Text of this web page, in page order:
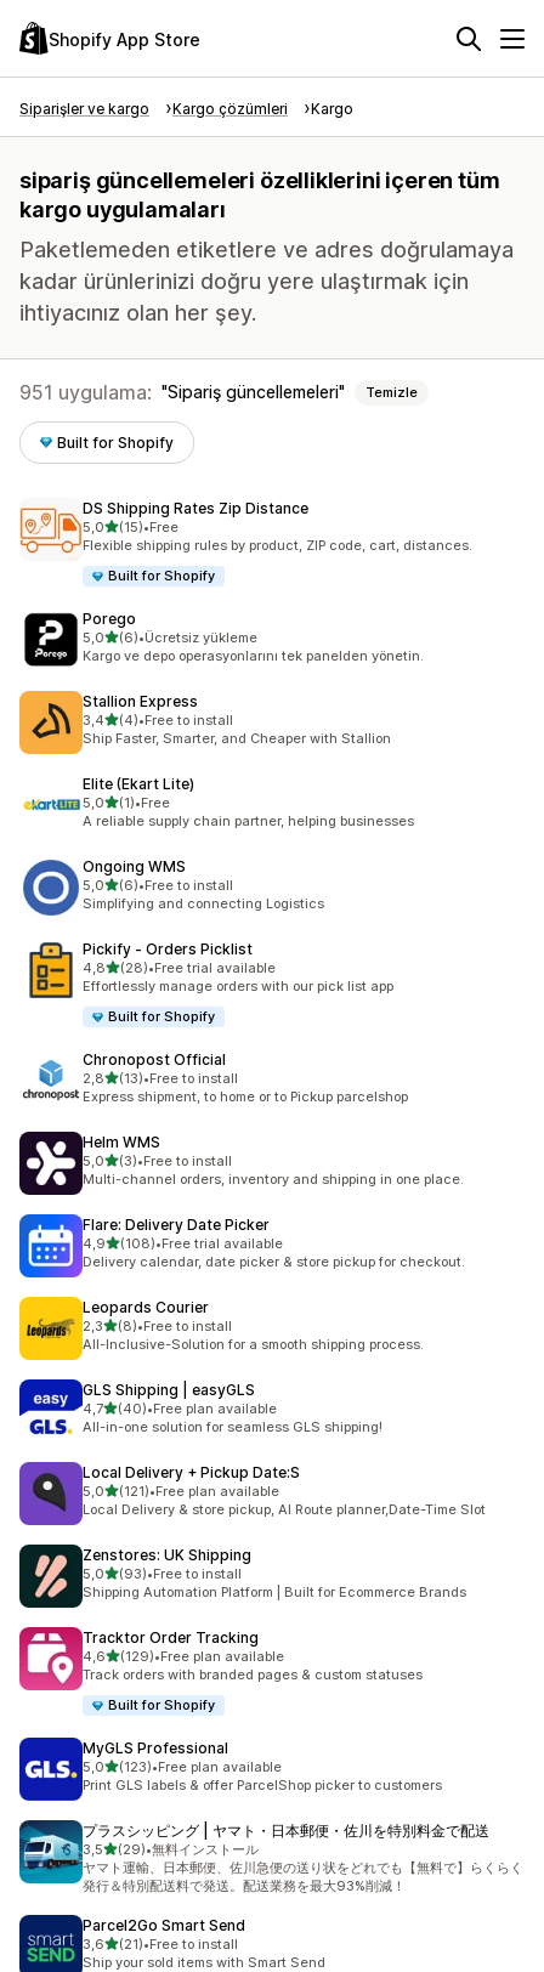
Shopify App Store
Siparişler ve kargo Kargo çözümleri Kargo
sipariş güncellemeleri özelliklerini içeren tüm
kargo uygulamaları
Paketlemeden etiketlere ve adres doğrulamaya
kadar ürünlerinizi doğru yere ulaştırmak için
ihtiyacınız olan her şey.
951 uygulama: Sipariş güncellemeleri Temizle
Built for Shopify
DS Shipping Rates Zip Distance
5,05 yıldız üzerinden
(15)
toplam 15 değerlendirme
•Free
Flexible shipping rules by product, ZIP code, cart, distances.
Built for Shopify
Porego
5,05 yıldız üzerinden
(6)
toplam 6 değerlendirme
•Ücretsiz yükleme
Kargo ve depo operasyonlarını tek panelden yönetin.
Stallion Express
3,45 yıldız üzerinden
(4)
toplam 4 değerlendirme
•Free to install
Ship Faster, Smarter, and Cheaper with Stallion
Elite (Ekart Lite)
5,05 yıldız üzerinden
(1)
toplam 1 değerlendirme
•Free
A reliable supply chain partner, helping businesses
Ongoing WMS
5,05 yıldız üzerinden
(6)
toplam 6 değerlendirme
•Free to install
Simplifying and connecting Logistics
Pickify ‑ Orders Picklist
4,85 yıldız üzerinden
(28)
toplam 28 değerlendirme
•Free trial available
Effortlessly manage orders with our pick list app
Built for Shopify
Chronopost Official
2,85 yıldız üzerinden
(13)
toplam 13 değerlendirme
•Free to install
Express shipment, to home or to Pickup parcelshop
Helm WMS
5,05 yıldız üzerinden
(3)
toplam 3 değerlendirme
•Free to install
Multi-channel orders, inventory and shipping in one place.
Flare: Delivery Date Picker
4,95 yıldız üzerinden
(108)
toplam 108 değerlendirme
•Free trial available
Delivery calendar, date picker & store pickup for checkout.
Leopards Courier
2,35 yıldız üzerinden
(8)
toplam 8 değerlendirme
•Free to install
All-Inclusive-Solution for a smooth shipping process.
GLS Shipping | easyGLS
4,75 yıldız üzerinden
(40)
toplam 40 değerlendirme
•Free plan available
All-in-one solution for seamless GLS shipping!
Local Delivery + Pickup Date:S
5,05 yıldız üzerinden
(121)
toplam 121 değerlendirme
•Free plan available
Local Delivery & store pickup, AI Route planner,Date-Time Slot
Zenstores: UK Shipping
5,05 yıldız üzerinden
(93)
toplam 93 değerlendirme
•Free to install
Shipping Automation Platform | Built for Ecommerce Brands
Tracktor Order Tracking
4,65 yıldız üzerinden
(129)
toplam 129 değerlendirme
•Free plan available
Track orders with branded pages & custom statuses
Built for Shopify
MyGLS Professional
5,05 yıldız üzerinden
(123)
toplam 123 değerlendirme
•Free plan available
Print GLS labels & offer ParcelShop picker to customers
プラスシッピング | ヤマト・日本郵便・佐川を特別料金で配送
3,55 yıldız üzerinden
(29)
toplam 29 değerlendirme
•無料インストール
ヤマト運輸、日本郵便、佐川急便の送り状をどれでも【無料で】らくらく
発行＆特別配送料で発送。配送業務を最大93%削減！
Parcel2Go Smart Send
3,65 yıldız üzerinden
(21)
toplam 21 değerlendirme
•Free to install
Ship your sold items with Smart Send